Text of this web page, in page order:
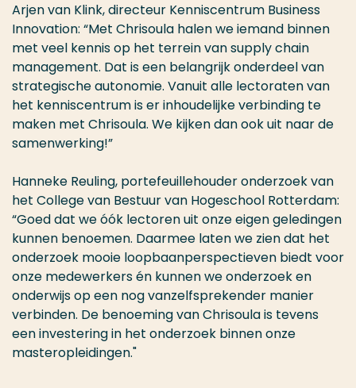
Arjen van Klink, directeur Kenniscentrum Business
Innovation: “Met Chrisoula halen we iemand binnen
met veel kennis op het terrein van supply chain
management. Dat is een belangrijk onderdeel van
strategische autonomie. Vanuit alle lectoraten van
het kenniscentrum is er inhoudelijke verbinding te
maken met Chrisoula. We kijken dan ook uit naar de
samenwerking!”
Hanneke Reuling, portefeuillehouder onderzoek van
het College van Bestuur van Hogeschool Rotterdam:
“Goed dat we óók lectoren uit onze eigen geledingen
kunnen benoemen. Daarmee laten we zien dat het
onderzoek mooie loopbaanperspectieven biedt voor
onze medewerkers én kunnen we onderzoek en
onderwijs op een nog vanzelfsprekender manier
verbinden. De benoeming van Chrisoula is tevens
een investering in het onderzoek binnen onze
masteropleidingen."